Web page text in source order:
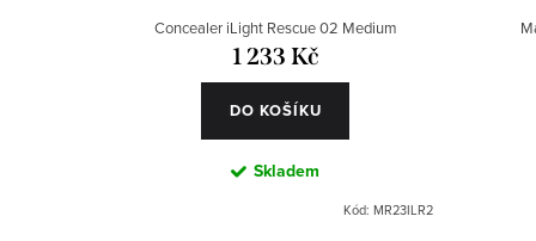
Concealer iLight Rescue 02 Medium
1 233 Kč
DO KOŠÍKU
Skladem
Kód: MR23ILR2